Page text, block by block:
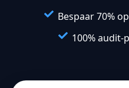
Bespaar 70%
100%